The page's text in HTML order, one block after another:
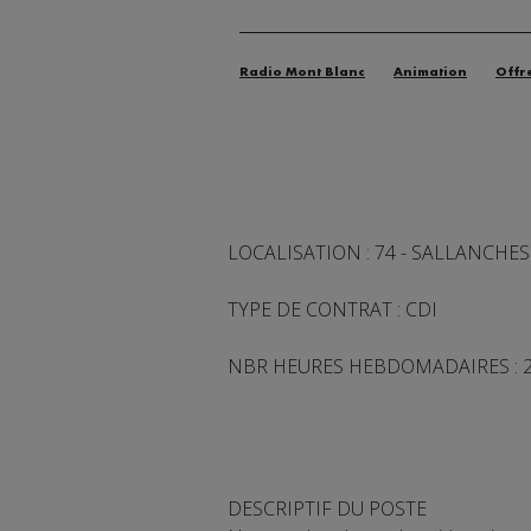
Radio Mont Blanc Animation
LOCALISATION : 74 - SALLANCHES
TYPE DE CONTRAT : CDI
NBR HEURES HEBDOMADAIRES :
DESCRIPTIF DU POSTE